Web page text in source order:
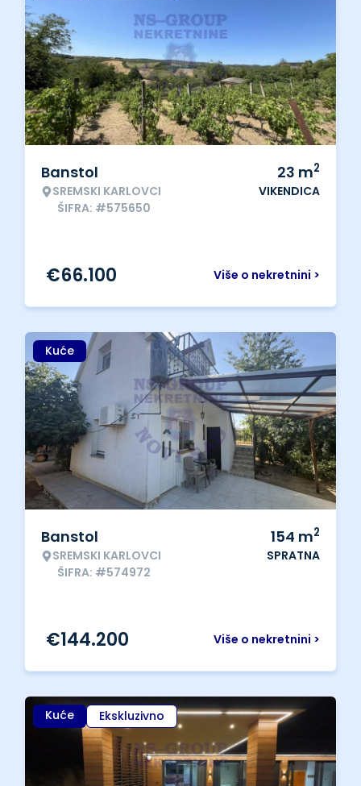
Banstol
SREMSKI KARLOVCI
ŠIFRA: #575650
23 m2
VIKENDICA
Više o nekretnini >
€66.100
Kuće
Banstol
SREMSKI KARLOVCI
ŠIFRA: #574972
154 m2
SPRATNA
Više o nekretnini >
€144.200
Kuće Ekskluzivno